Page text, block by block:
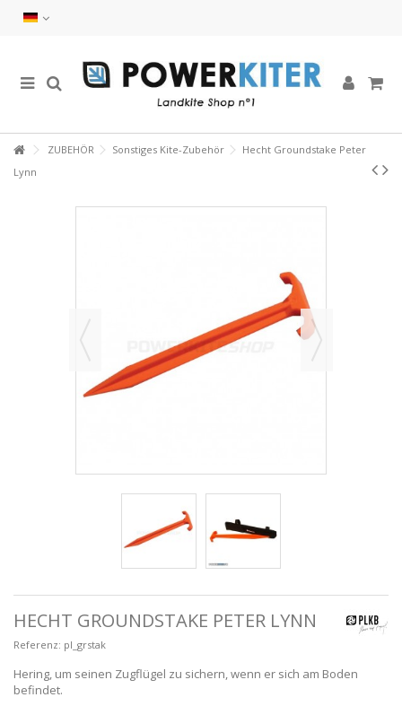
ZUBEHÖR Sonstiges Kite-Zubehör
Hecht Groundstake Peter
Lynn
HECHT GROUNDSTAKE PETER LYNN
Referenz: pl_grstak
Hering, um seinen Zugflügel zu sichern, wenn er sich am Boden
befindet.